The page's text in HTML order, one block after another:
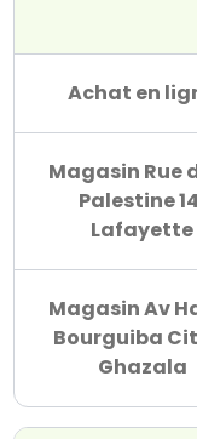
Achat en
Magasin Rue
Palestine
Lafayette
Magasin Av
Bourguiba
Ghazala